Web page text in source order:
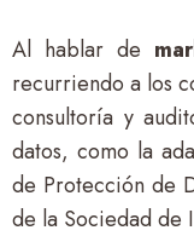
Al hablar de
recurriendo a los
consultoría y
datos, como la
de Protección de
de la Sociedad de